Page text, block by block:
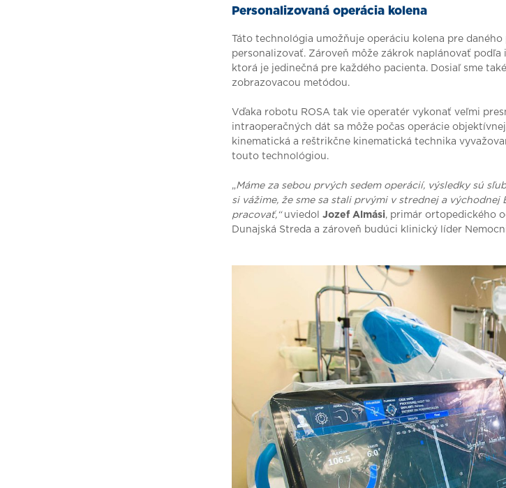
Personalizovaná operácia kolena
Táto technológia umožňuje operáciu kolena pre
personalizovať. Zároveň môže zákrok naplánovať
ktorá je jedinečná pre každého pacienta. Dosiaľ sme
zobrazovacou metódou.
Vďaka robotu ROSA tak vie operatér vykonať veľmi
intraoperačných dát sa môže počas operácie
kinematická a reštrikčne kinematická technika
touto technológiou.
„Máme za sebou prvých sedem operácií, výsledky sú
si vážime, že sme sa stali prvými v strednej a
pracovať,“ uviedol Jozef Almási, primár ortopedického
Dunajská Streda a zároveň budúci klinický líder